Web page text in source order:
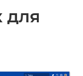
для